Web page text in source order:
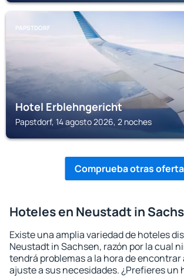
PAPSTDORF
Hotel Erblehngericht
Papstdorf, 14 agosto 2026, 2 noches
Comprueba otras
Hoteles en Neustadt in
Existe una amplia variedad de hoteles
Neustadt in Sachsen, razón por la cual
tendrá problemas a la hora de encontrar
ajuste a sus necesidades. ¿Prefieres un